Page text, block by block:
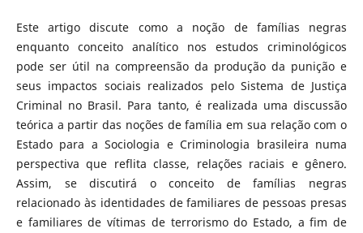
Este artigo discute como a noção de famílias negras
enquanto conceito analítico nos estudos criminológicos
pode ser útil na compreensão da produção da punição e
seus impactos sociais realizados pelo Sistema de Justiça
Criminal no Brasil. Para tanto, é realizada uma discussão
teórica a partir das noções de família em sua relação com o
Estado para a Sociologia e Criminologia brasileira numa
perspectiva que reflita classe, relações raciais e gênero.
Assim, se discutirá o conceito de famílias negras
relacionado às identidades de familiares de pessoas presas
e familiares de vítimas de terrorismo do Estado, a fim de